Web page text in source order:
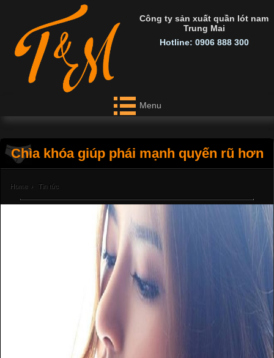
Công ty sản xuất quần lót nam
Trung Mai
Hotline: 0906 888 300
Menu
Chìa khóa giúp phái mạnh quyến rũ hơn
Home › Tin tức